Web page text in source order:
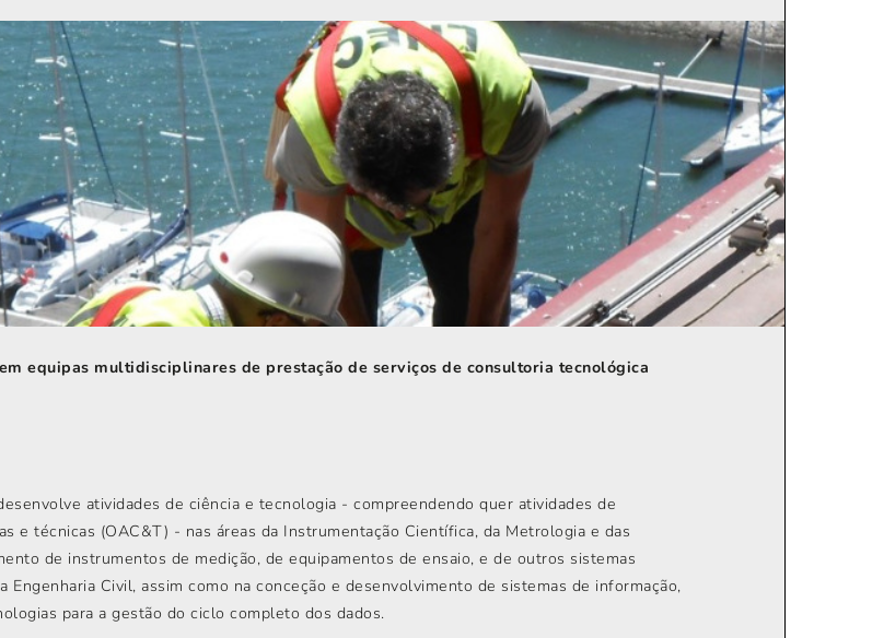
equipas multidisciplinares de prestação de serviços de consultoria tecnológica
atividades de ciência e tecnologia - compreendendo quer atividades de
e técnicas (OAC&T) - nas áreas da Instrumentação Científica, da Metrologia e das
de instrumentos de medição, de equipamentos de ensaio, e de outros sistemas
Civil, assim como na conceção e desenvolvimento de sistemas de informação,
para a gestão do ciclo completo dos dados.